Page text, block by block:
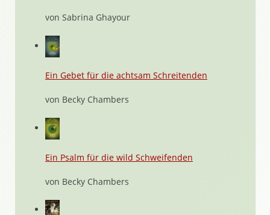
von Sabrina Ghayour
Ein Gebet für die achtsam Schreitenden
von Becky Chambers
Ein Psalm für die wild Schweifenden
von Becky Chambers